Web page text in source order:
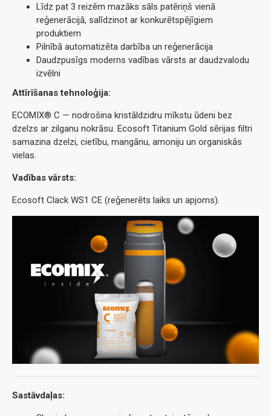
Līdz pat 3 reizēm mazāks sāls patēriņš vienā
reģenerācijā, salīdzinot ar konkurētspējīgiem
produktiem
Pilnībā automatizēta darbība un reģenerācija
Daudzpusīgs moderns vadības vārsts ar daudzvalodu
izvēlni
Attīrīšanas tehnoloģija:
ECOMIX® C — nodrošina kristāldzidru mīkstu ūdeni bez
dzelzs ar zilganu nokrāsu. Ecosoft Titanium Gold sērijas filtri
samazina dzelzi, cietību, mangānu, amoniju un organiskās
vielas.
Vadības vārsts:
Ecosoft Clack WS1 CE (reģenerēts laiks un apjoms).
Sastāvdaļas: